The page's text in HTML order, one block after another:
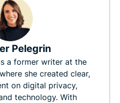
Pelegrin
a former writer at the
she created clear,
on digital privacy,
technology. With